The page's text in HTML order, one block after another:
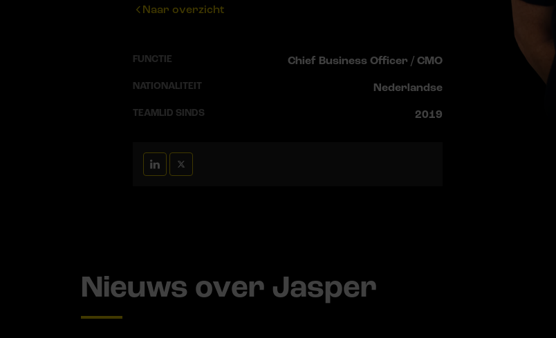
Naar overzicht
FUNCTIE Chief Business Officer / CMO
NATIONALITEIT Nederlandse
TEAMLID SINDS 2019
Nieuws over Jasper